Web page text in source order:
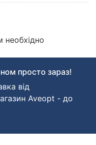
необхідно
просто зараз!
від
Aveopt - до